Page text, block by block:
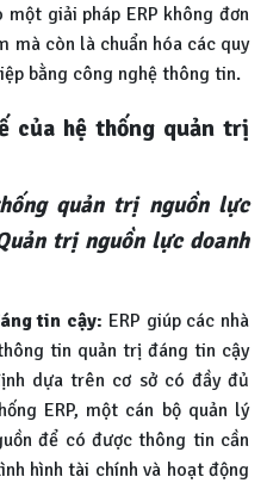
giải pháp ERP không đơn
mà còn là chuẩn hóa các quy
bằng công nghệ thông tin.
của hệ thống quản trị
quản trị nguồn lực
trị nguồn lực doanh
tin cậy: ERP giúp các nhà
tin quản trị đáng tin cậy
dựa trên cơ sở có đầy đủ
ERP, một cán bộ quản lý
để có được thông tin cần
hình tài chính và hoạt động